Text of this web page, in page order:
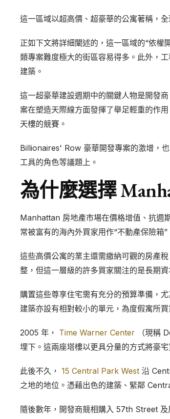
這一區域以超高價、超豪華的公寓著稱，
正如下文將詳細闡述的，這一區域的“依
類專案難度極大的街區容易得多。此外，
建築。
這一超豪華建設週期中的關鍵人物是開
案在塑造天際線方面發揮了舉足輕重的作
天樓的競賽。
Billionaires' Row 豪華開發專案的激增，
工具的角色等議題上。
為什麼選擇
Manhattan 房地產市場在價格增值、抗週
常被富有的海內外買家用作“不動產保險箱
這些高價公寓的業主還需繳納可觀的房產
整，但這一層級的許多買家關注的是長期
購置這些尊享住宅需有充分的預算準備，
建築亦設有相對較小的單元，為度假寓所
2005 年， Time Warner Center （現稱
埋下。這兩座塔樓以更具分量的方式將豪
此後不久， 15 Central Park West 沿
之地的地位。憑藉出色的建築、緊鄰
隨後數年，開發商競相購入 57th Street